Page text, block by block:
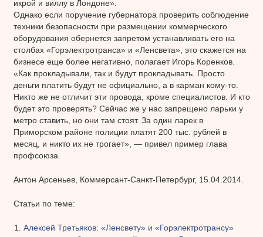
икрой и виллу в Лондоне».
Однако если поручение губернатора проверить соблюдение
техники безопасности при размещении коммерческого
оборудования обернется запретом устанавливать его на
столбах «Горэлектротранса» и «Ленсвета», это скажется на
бизнесе еще более негативно, полагает Игорь Коренков.
«Как прокладывали, так и будут прокладывать. Просто
деньги платить будут не официально, а в карман кому-то.
Никто же не отличит эти провода, кроме специалистов. И кто
будет это проверять? Сейчас же у нас запрещено ларьки у
метро ставить, но они там стоят. За один ларек в
Приморском районе полиции платят 200 тыс. рублей в
месяц, и никто их не трогает», — привел пример глава
профсоюза.
Антон Арсеньев, Коммерсант-Санкт-Петербург, 15.04.2014.
Статьи по теме:
Алексей Третьяков: «Ленсвету» и «Горэлектротрансу»